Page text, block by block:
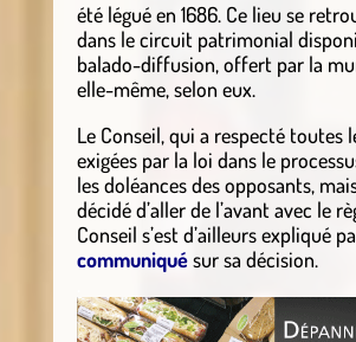
été légué en 1686. Ce lieu se
dans le circuit patrimonial
balado-diffusion, offert par la
elle-même, selon eux.
Le Conseil, qui a respecté toutes
exigées par la loi dans le
les doléances des opposants,
décidé d’aller de l’avant avec le
Conseil s’est d’ailleurs expliqué
communiquésur sa décision.